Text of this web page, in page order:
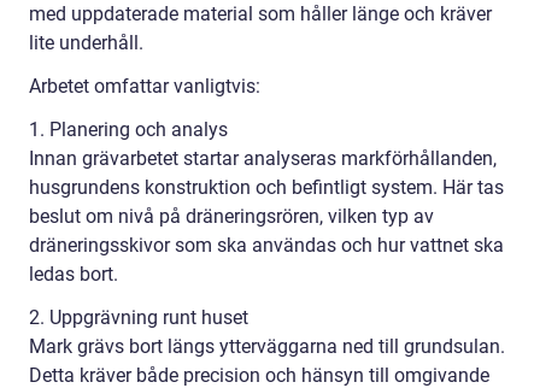
med uppdaterade material som håller länge och kräver
lite underhåll.
Arbetet omfattar vanligtvis:
1. Planering och analys
Innan grävarbetet startar analyseras markförhållanden,
husgrundens konstruktion och befintligt system. Här tas
beslut om nivå på dräneringsrören, vilken typ av
dräneringsskivor som ska användas och hur vattnet ska
ledas bort.
2. Uppgrävning runt huset
Mark grävs bort längs ytterväggarna ned till grundsulan.
Detta kräver både precision och hänsyn till omgivande